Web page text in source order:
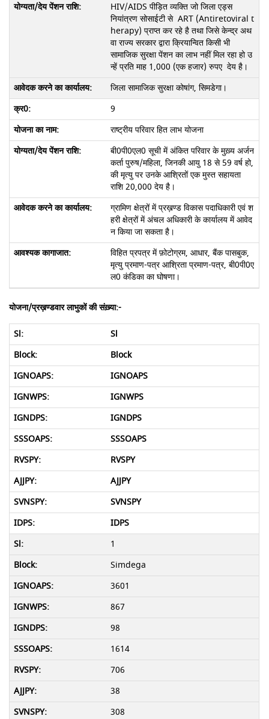
HIV/AIDS पीड़ित व्यक्ति जो जिला एड्स
नियांत्रण सोसाईटी से ART (Antiretoviral t
herapy) प्राप्त कर रहे है तथा जिसे केन्द्र अथ
वा राज्य सरकार द्वारा क्रियान्वित किसी भी
सामाजिक सुरक्षा पेंशन का लाभ नहीं मिल रहा हो उ
न्हें प्रति माह 1,000 (एक हजार) रुपए देय है।
जिला सामाजिक सुरक्षा कोषांग, सिमडेगा।
9
राष्ट्रीय परिवार हित लाभ योजना
बी0पी0एल0 सूची में अंकित परिवार के मुख़्य अर्जन
कर्ता पुरुष/महिला, जिनकी आयु 18 से 59 वर्ष हो,
की मृत्यु पर उनके आश्रितों एक मुस्त सहायता
राशि 20,000 देय है।
ग्रामिण क्षेत्रों में प्रख़ण्ड विकास पदाधिकारी एवं श
हरी क्षेत्रों में अंचल अधिकारी के कार्यालय में आवेद
न किया जा सकता है।
विहित प्रपत्र में फ़ोटोग्रम, आधार, बैंक पासबुक,
मृत्यु प्रमाण-पत्र आश्रिता प्रमाण-पत्र, बी0पी0ए
ल0 कंडिका का घोषणा।
योजना/प्रख़ण्डवार लाभुकों की संख़्या:-
Sl
Block
IGNOAPS
IGNWPS
IGNDPS
SSSOAPS
RVSPY
AJJPY
SVNSPY
IDPS
1
Simdega
3601
867
98
1614
706
38
308